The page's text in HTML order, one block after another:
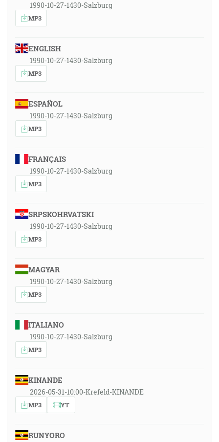
1990-10-27-1430-Salzburg
MP3
ENGLISH
1990-10-27-1430-Salzburg
MP3
ESPAÑOL
1990-10-27-1430-Salzburg
MP3
FRANÇAIS
1990-10-27-1430-Salzburg
MP3
SRPSKOHRVATSKI
1990-10-27-1430-Salzburg
MP3
MAGYAR
1990-10-27-1430-Salzburg
MP3
ITALIANO
1990-10-27-1430-Salzburg
MP3
KINANDE
2026-05-31-10:00-Krefeld-KINANDE
MP3 YT
RUNYORO